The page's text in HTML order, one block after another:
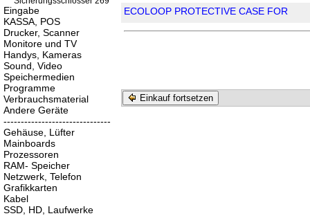
ECOLOOP PROTECTIVE CASE FOR
Einkauf fortsetzen
Eingabe
KASSA, POS
Drucker, Scanner
Monitore und TV
Handys, Kameras
Sound, Video
Speichermedien
Programme
Verbrauchsmaterial
Andere Geräte
-------------------------------
Gehäuse, Lüfter
Mainboards
Prozessoren
RAM- Speicher
Netzwerk, Telefon
Grafikkarten
Kabel
SSD, HD, Laufwerke